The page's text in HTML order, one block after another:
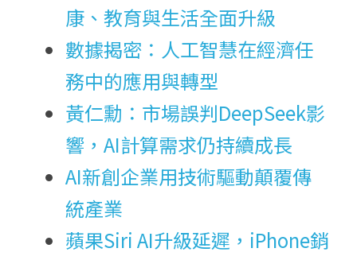
康、教育與生活全面升級
數據揭密：人工智慧在經濟任
務中的應用與轉型
黃仁勳：市場誤判DeepSeek影
響，AI計算需求仍持續成長
AI新創企業用技術驅動顛覆傳
統產業
蘋果Siri AI升級延遲，iPhone銷